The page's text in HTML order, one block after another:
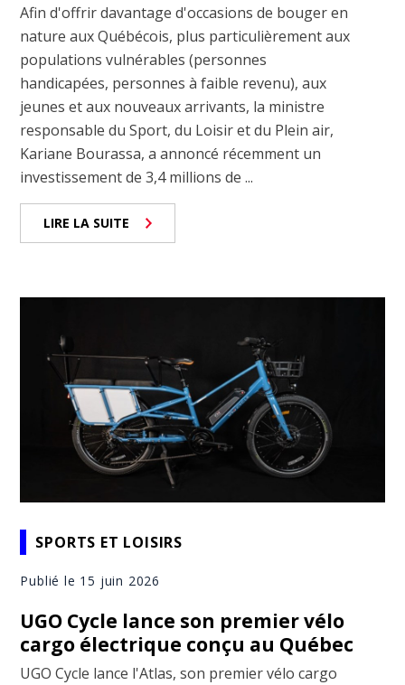
Afin d'offrir davantage d'occasions de bouger en
nature aux Québécois, plus particulièrement aux
populations vulnérables (personnes
handicapées, personnes à faible revenu), aux
jeunes et aux nouveaux arrivants, la ministre
responsable du Sport, du Loisir et du Plein air,
Kariane Bourassa, a annoncé récemment un
investissement de 3,4 millions de ...
LIRE LA SUITE
SPORTS ET LOISIRS
Publié le 15 juin 2026
UGO Cycle lance son premier vélo
cargo électrique conçu au Québec
UGO Cycle lance l'Atlas, son premier vélo cargo